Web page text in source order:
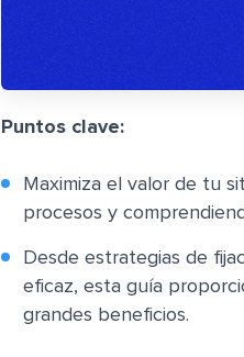
Puntos clave:
Maximiza el valor de tu
procesos y
Desde estrategias de
eficaz, esta guía
grandes beneficios.